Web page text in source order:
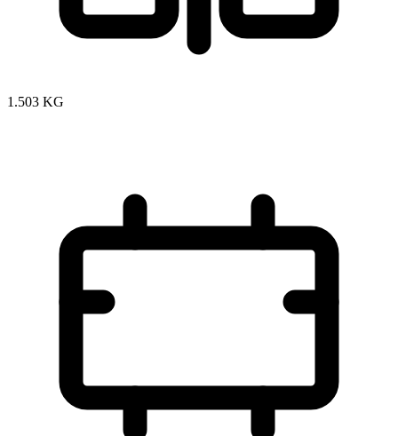
1.503 KG